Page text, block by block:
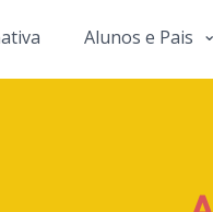
Alunos e Pais